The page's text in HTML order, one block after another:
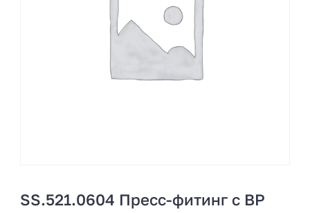
SS.521.0604 Пресс-фитинг с ВР